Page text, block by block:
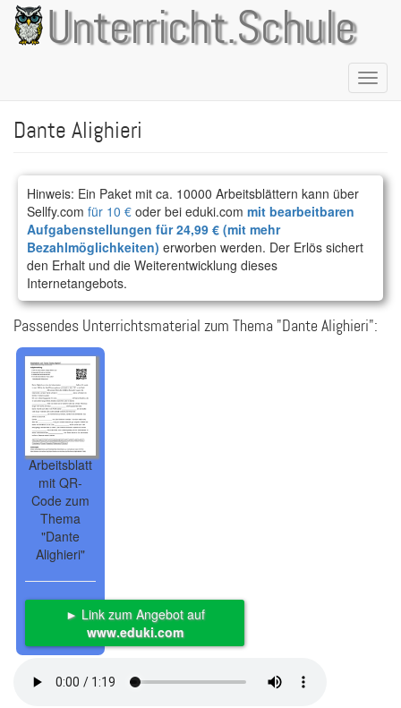
Direkt
zum
Inhalt
Unterricht.Schule
Dante Alighieri
Hinweis: Ein Paket mit ca. 10000 Arbeitsblättern kann über
Sellfy.com für 10 € oder bei eduki.com mit bearbeitbaren
Aufgabenstellungen für 24,99 € (mit mehr
Bezahlmöglichkeiten) erworben werden. Der Erlös sichert
den Erhalt und die Weiterentwicklung dieses
Internetangebots.
Passendes Unterrichtsmaterial zum Thema "Dante Alighieri":
Arbeitsblatt
mit QR-
Code zum
Thema
"Dante
Alighieri"
► Link zum Angebot auf
www.eduki.com